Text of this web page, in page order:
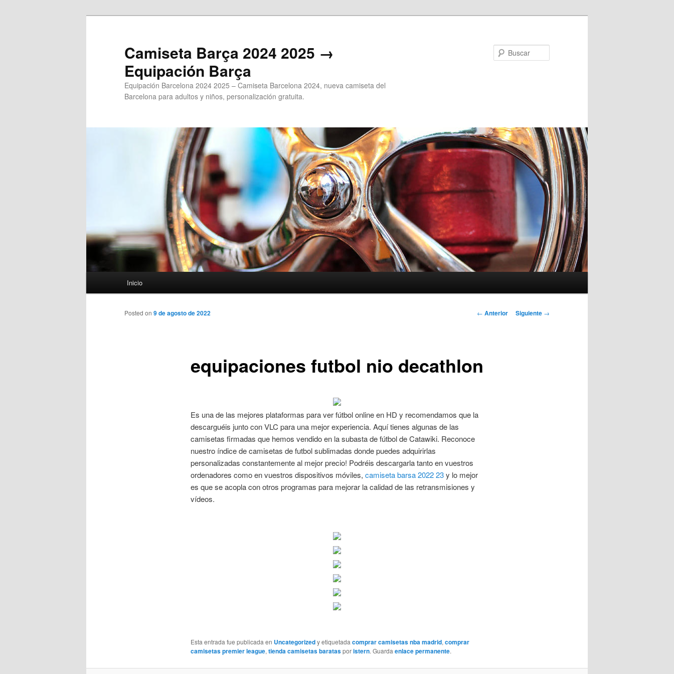
Camiseta Barça 2024 2025 →
Equipación Barça
Equipación Barcelona 2024 2025 – Camiseta Barcelona 2024, nueva camiseta del
Barcelona para adultos y niños, personalización gratuita.
Inicio
Navegación
← Anterior Siguiente →
equipaciones futbol nio decathlon
Posted on 9 de agosto de 2022
Es una de las mejores plataformas para ver fútbol online en HD y recomendamos que la
descarguéis junto con VLC para una mejor experiencia. Aquí tienes algunas de las
camisetas firmadas que hemos vendido en la subasta de fútbol de Catawiki. Reconoce
nuestro índice de camisetas de futbol sublimadas donde puedes adquirirlas
personalizadas constantemente al mejor precio! Podréis descargarla tanto en vuestros
ordenadores como en vuestros dispositivos móviles, camiseta barsa 2022 23y lo mejor
es que se acopla con otros programas para mejorar la calidad de las retransmisiones y
vídeos.
Esta entrada fue publicada en Uncategorizedy etiquetadacomprar camisetas nba madrid,comprar
camisetas premier league,tienda camisetas baratasporistern. Guardaenlace permanente.